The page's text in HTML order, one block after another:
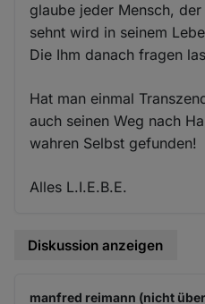
glaube jeder Mensch,
sehnt wird in seinem
Die Ihm danach fragen
Hat man einmal
auch seinen Weg nach
wahren Selbst gefunden!
Alles L.I.E.B.E.
Diskussion anzeigen
manfred reimann (nicht